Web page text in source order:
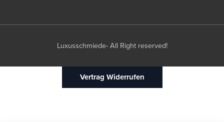
Luxusschmiede- All Right reserved!
Vertrag Widerrufen